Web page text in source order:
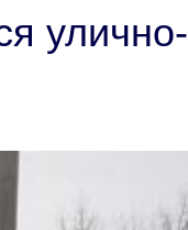
улично-